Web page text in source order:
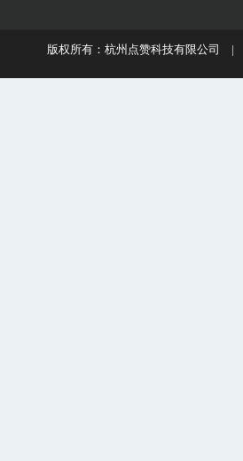
版权所有：杭州点赞科技有限公司